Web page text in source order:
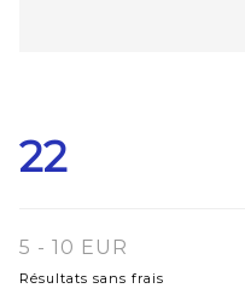
22
5 - 10 EUR
Résultats sans frais